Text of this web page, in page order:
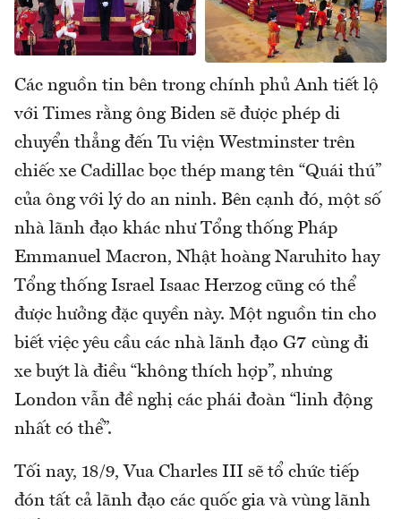
Các nguồn tin bên trong chính phủ Anh tiết lộ
với Times rằng ông Biden sẽ được phép di
chuyển thẳng đến Tu viện Westminster trên
chiếc xe Cadillac bọc thép mang tên “Quái thú”
của ông với lý do an ninh. Bên cạnh đó, một số
nhà lãnh đạo khác như Tổng thống Pháp
Emmanuel Macron, Nhật hoàng Naruhito hay
Tổng thống Israel Isaac Herzog cũng có thể
được hưởng đặc quyền này. Một nguồn tin cho
biết việc yêu cầu các nhà lãnh đạo G7 cùng đi
xe buýt là điều “không thích hợp”, nhưng
London vẫn đề nghị các phái đoàn “linh động
nhất có thể”.
Tối nay, 18/9, Vua Charles III sẽ tổ chức tiếp
đón tất cả lãnh đạo các quốc gia và vùng lãnh